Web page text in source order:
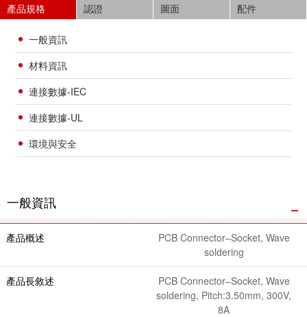
產品規格 認證 圖面 配件
一般資訊
材料資訊
連接數據-IEC
連接數據-UL
環境與安全
一般資訊
產品概述
PCB Connector–Socket, Wave
soldering
產品長敘述
PCB Connector–Socket, Wave
soldering, Pitch:3.50mm, 300V,
8A